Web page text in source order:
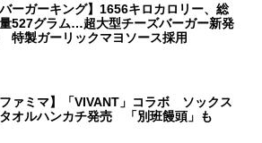
バーガーキング】1656キロカロリー、総
527グラム…超大型チーズバーガー新発
特製ガーリックマヨソース採用
ファミマ】「VIVANT」コラボ ソックス
オルハンカチ発売 「別班饅頭」も